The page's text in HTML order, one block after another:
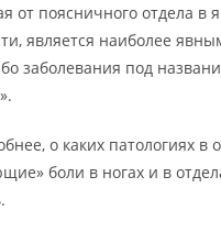
от поясничного отдела в
является наиболее
заболевания под
о каких патологиях в
боли в ногах и в